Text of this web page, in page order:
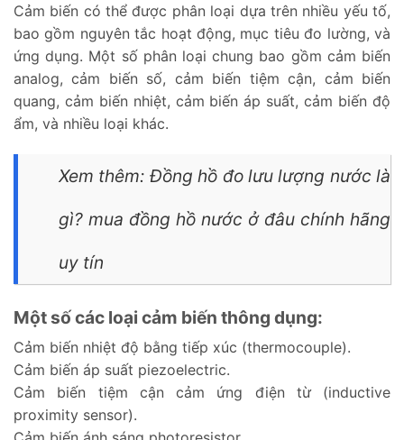
Cảm biến có thể được phân loại dựa trên nhiều yếu tố,
bao gồm nguyên tắc hoạt động, mục tiêu đo lường, và
ứng dụng. Một số phân loại chung bao gồm cảm biến
analog, cảm biến số, cảm biến tiệm cận, cảm biến
quang, cảm biến nhiệt, cảm biến áp suất, cảm biến độ
ẩm, và nhiều loại khác.
Xem thêm: Đồng hồ đo lưu lượng nước là
gì? mua đồng hồ nước ở đâu chính hãng
uy tín
Một số các loại cảm biến thông dụng:
Cảm biến nhiệt độ bằng tiếp xúc (thermocouple).
Cảm biến áp suất piezoelectric.
Cảm biến tiệm cận cảm ứng điện từ (inductive
proximity sensor).